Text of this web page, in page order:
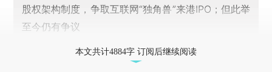
股权架构制度，争取互联网“独角兽”来港IPO；但此举
至今仍有争议
本文共计4884字 订阅后继续阅读